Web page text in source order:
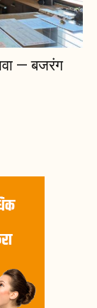
— बजरंग